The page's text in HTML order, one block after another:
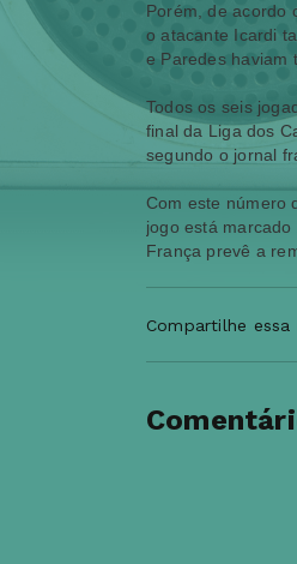
Porém, de acordo
o atacante Icardi
e Paredes haviam
Todos os seis
final da Liga dos
segundo o jornal
Com este número
jogo está
França prevê a
Compartilhe essa